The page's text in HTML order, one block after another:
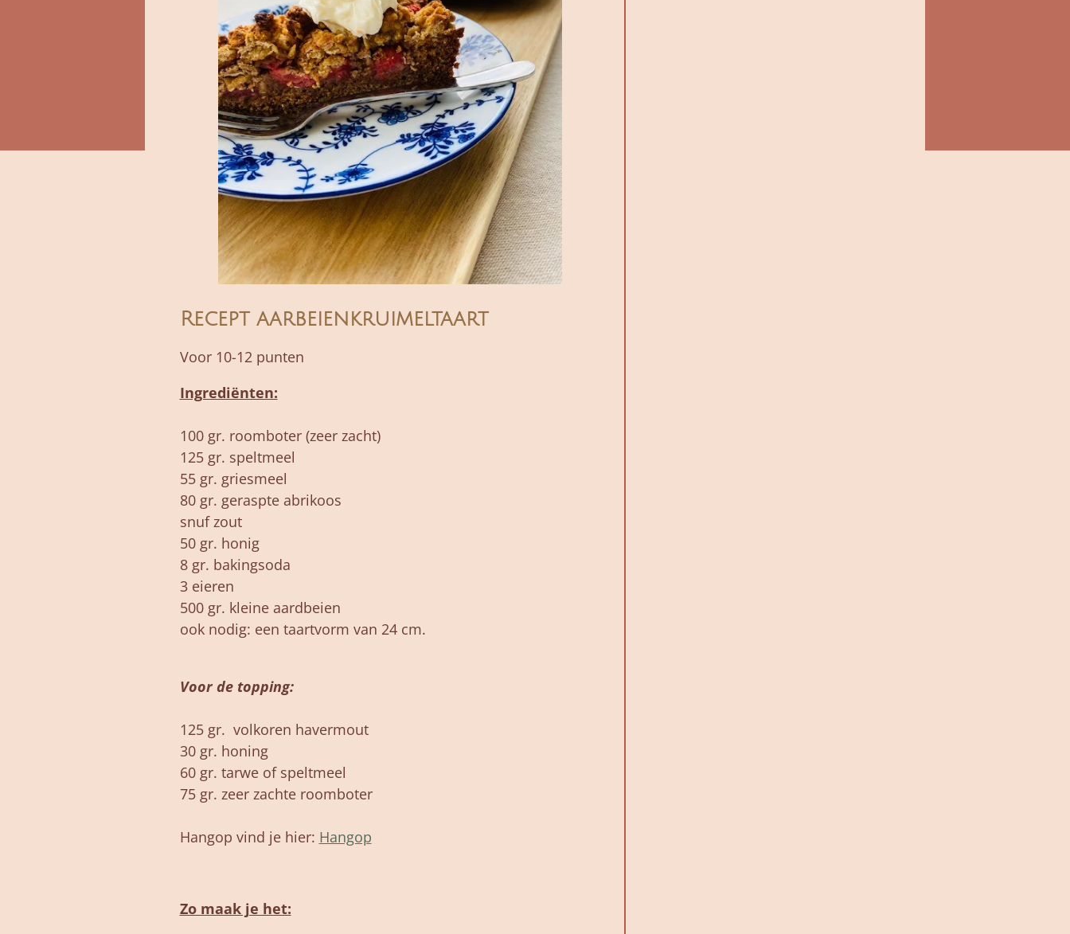
Recept aarbeienkruimeltaart
Voor 10-12 punten
Ingrediënten:
100 gr. roomboter (zeer zacht)
125 gr. speltmeel
55 gr. griesmeel
80 gr. geraspte abrikoos
snuf zout
50 gr. honig
8 gr. bakingsoda
3 eieren
500 gr. kleine aardbeien
ook nodig: een taartvorm van 24 cm.
Voor de topping:
125 gr. volkoren havermout
30 gr. honing
60 gr. tarwe of speltmeel
75 gr. zeer zachte roomboter
Hangop vind je hier: Hangop
Zo maak je het: